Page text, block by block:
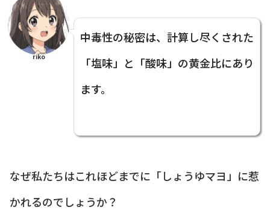
riko
中毒性の秘密は、計算し尽くされた
「塩味」と「酸味」の黄金比にあり
ます。
なぜ私たちはこれほどまでに「しょうゆマヨ」に惹
かれるのでしょうか？